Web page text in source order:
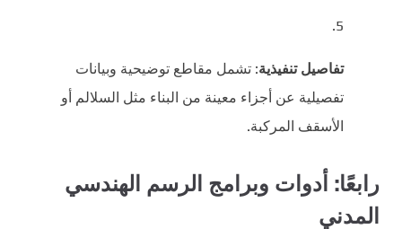
تفاصيل تنفيذية: تشمل مقاطع توضيحية وبيانات
تفصيلية عن أجزاء معينة من البناء مثل السلالم أو
الأسقف المركبة.
رابعًا: أدوات وبرامج الرسم الهندسي
المدني